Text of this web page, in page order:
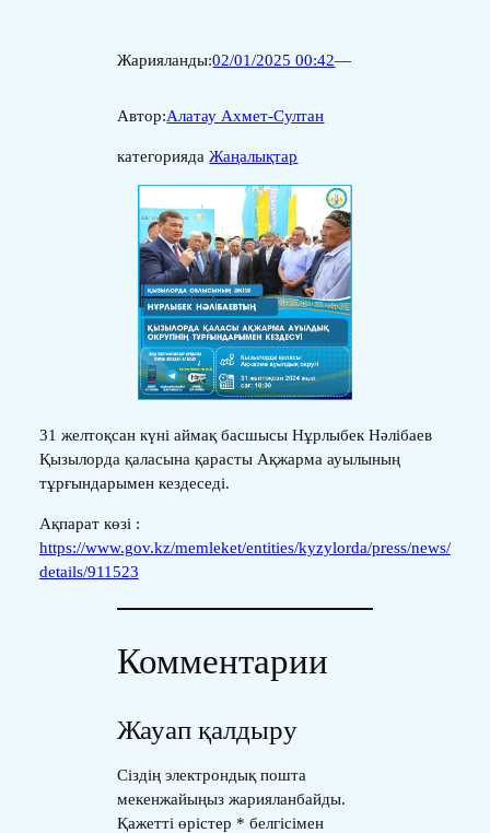
Жарияланды:02/01/2025 00:42—
Автор:Алатау Ахмет-Султан
категориядаЖаңалықтар
31 желтоқсан күні аймақ басшысы Нұрлыбек Нәлібаев
Қызылорда қаласына қарасты Ақжарма ауылының
тұрғындарымен кездеседі.
Ақпарат көзі :
https://www.gov.kz/memleket/entities/kyzylorda/press/news/
details/911523
Комментарии
Жауап қалдыру
Сіздің электрондық пошта
мекенжайыңыз жарияланбайды.
Қажетті өрістер * белгісімен